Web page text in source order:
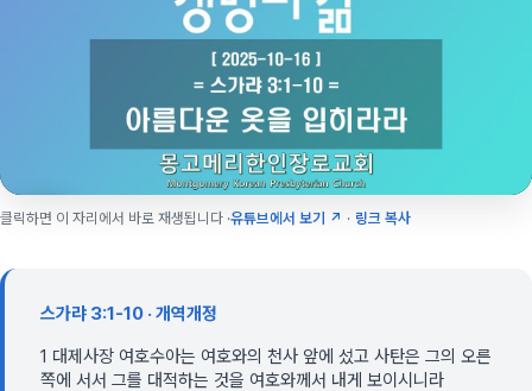
클릭하면 이 자리에서 바로 재생됩니다 ·유튜브에서 보기 ↗ · 링크 복사
스가랴 3:1-10 · 개역개정
1 대제사장 여호수아는 여호와의 천사 앞에 섰고 사탄은 그의 오른
쪽에 서서 그를 대적하는 것을 여호와께서 내게 보이시니라